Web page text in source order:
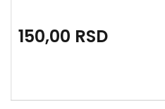
150,00 RSD